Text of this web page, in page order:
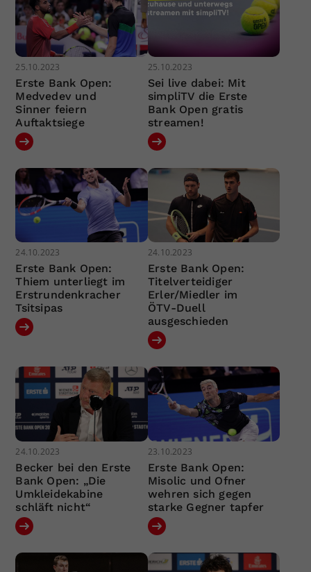
25.10.2023
Erste Bank Open:
Medvedev und
Sinner feiern
Auftaktsiege
25.10.2023
Sei live dabei: Mit
simpliTV die Erste
Bank Open gratis
streamen!
24.10.2023
Erste Bank Open:
Thiem unterliegt im
Erstrundenkracher
Tsitsipas
24.10.2023
Erste Bank Open:
Titelverteidiger
Erler/Miedler im
ÖTV-Duell
ausgeschieden
24.10.2023
Becker bei den Erste
Bank Open: „Die
Umkleidekabine
schläft nicht“
23.10.2023
Erste Bank Open:
Misolic und Ofner
wehren sich gegen
starke Gegner tapfer